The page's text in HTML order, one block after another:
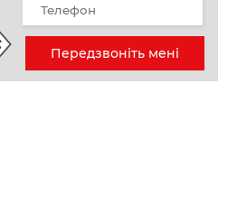
Передзвоніть мені